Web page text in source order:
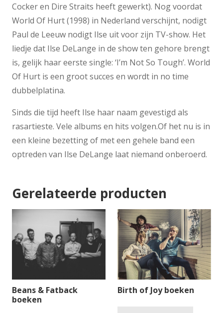
Cocker en Dire Straits heeft gewerkt). Nog voordat
World Of Hurt (1998) in Nederland verschijnt, nodigt
Paul de Leeuw nodigt Ilse uit voor zijn TV-show. Het
liedje dat Ilse DeLange in de show ten gehore brengt
is, gelijk haar eerste single: ‘I’m Not So Tough’. World
Of Hurt is een groot succes en wordt in no time
dubbelplatina.
Sinds die tijd heeft Ilse haar naam gevestigd als
rasartieste. Vele albums en hits volgen.Of het nu is in
een kleine bezetting of met een gehele band een
optreden van Ilse DeLange laat niemand onberoerd.
Gerelateerde producten
Beans & Fatback
boeken
Birth of Joy boeken